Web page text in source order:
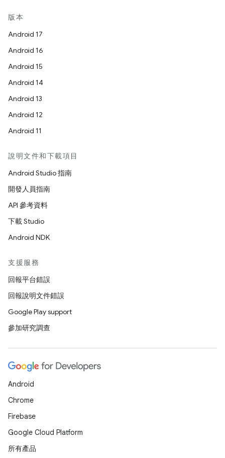
版本
Android 17
Android 16
Android 15
Android 14
Android 13
Android 12
Android 11
說明文件和下載項目
Android Studio 指南
開發人員指南
API 參考資料
下載 Studio
Android NDK
支援服務
回報平台錯誤
回報說明文件錯誤
Google Play support
參加研究調查
Android
Chrome
Firebase
Google Cloud Platform
所有產品